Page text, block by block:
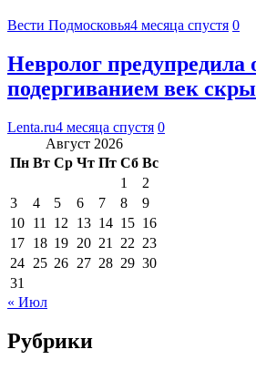
Вести Подмосковья4 месяца спустя 0
Невролог предупредила
подергиванием век
Lenta.ru4 месяца спустя 0
Август 2026
Пн Вт Ср Чт Пт Сб Вс
1
2
3
4 5 6 7 8
9
10 11 12 13 14 15 16
17 18 19 20 21 22 23
24 25 26 27 28 29 30
31
« Июл
Рубрики